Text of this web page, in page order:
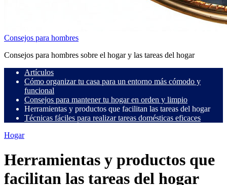
Consejos para hombres
Consejos para hombres sobre el hogar y las tareas del hogar
Artículos
Cómo organizar tu casa para un entorno más cómodo y
funcional
Consejos para mantener tu hogar en orden y limpio
Herramientas y productos que facilitan las tareas del hogar
Técnicas fáciles para realizar tareas domésticas eficaces
Hogar
Herramientas y productos que
facilitan las tareas del hogar